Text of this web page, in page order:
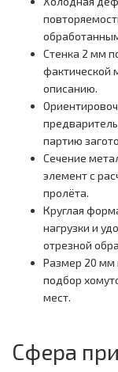
Стенка 2 мм
фактической
описанию.
партию
Сечение
элемент с
пролёта.
Круглая
нагрузки и
отрезной
Размер 20 мм
подбор
мест.
Сфера